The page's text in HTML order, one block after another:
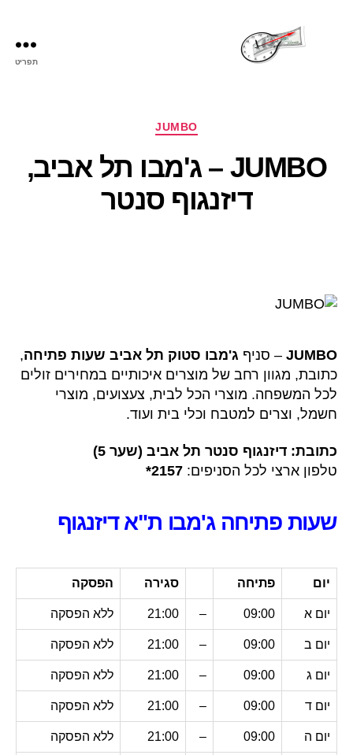
תפריט
קטגוריותJUMBO
JUMBO – ג'מבו תל אביב,
דיזנגוף סנטר
JUMBO – סניף ג'מבו סטוק תל אביב שעות פתיחה,
כתובת, מגוון רחב של מוצרים איכותיים במחירים זולים
לכל המשפחה. מוצרי הכל לבית, צעצועים, מוצרי
חשמל, וצרים למטבח וכלי בית ועוד.
כתובת: דיזנגוף סנטר תל אביב (שער 5)
טלפון ארצי לכל הסניפים: 2157*
שעות פתיחהג'מבו ת"אדיזנגוף
יום פתיחה סגירה הפסקה
יום א 09:00
–
21:00 ללא הפסקה
יום ב 09:00
–
21:00 ללא הפסקה
יום ג 09:00
–
21:00 ללא הפסקה
יום ד 09:00
–
21:00 ללא הפסקה
יום ה 09:00
–
21:00 ללא הפסקה